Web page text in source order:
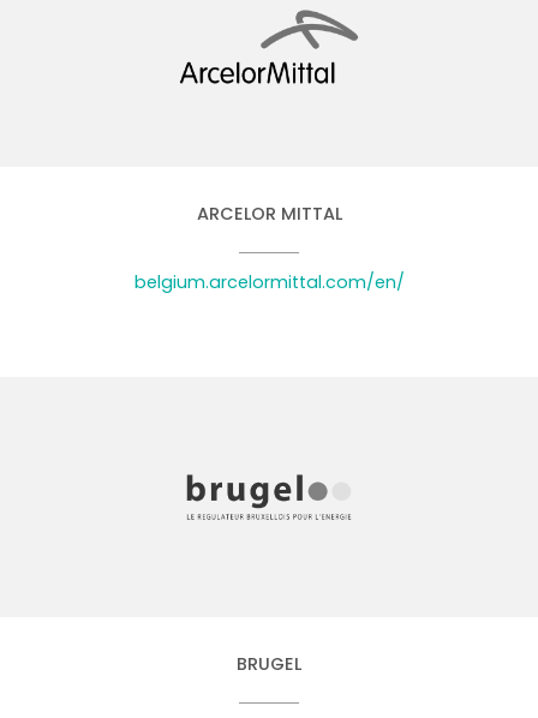
ARCELOR MITTAL
belgium.arcelormittal.com/en/
BRUGEL